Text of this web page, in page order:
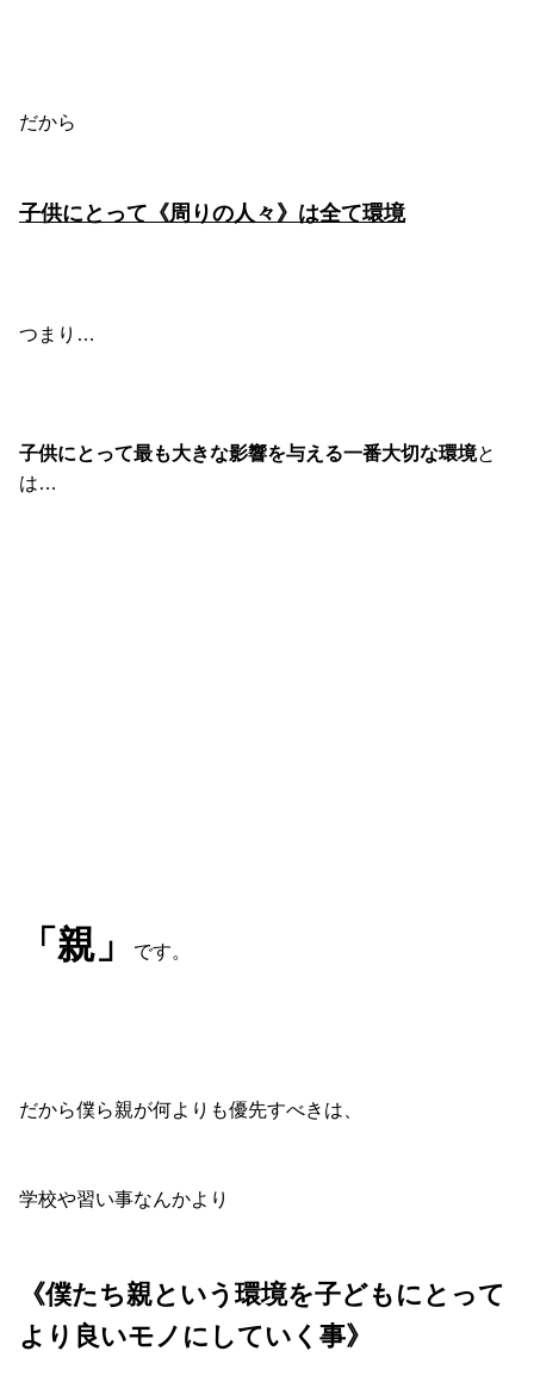
だから
子供にとって《周りの人々》は全て環境
つまり…
子供にとって最も大きな影響を与える一番大切な環境と
は…
「親」 です。
だから僕ら親が何よりも優先すべきは、
学校や習い事なんかより
《僕たち親という環境を子どもにとって
より良いモノにしていく事》